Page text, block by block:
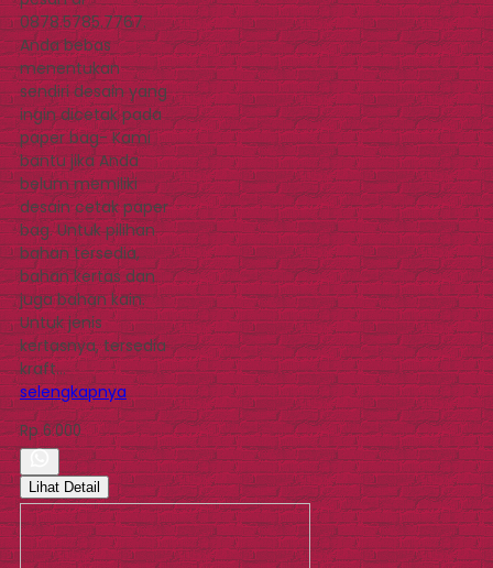
0878.5785.7767.
Anda bebas
menentukan
sendiri desain yang
ingin dicetak pada
paper bag- Kami
bantu jika Anda
belum memiliki
desain cetak paper
bag. Untuk pilihan
bahan tersedia,
bahan kertas dan
juga bahan kain.
Untuk jenis
kertasnya, tersedia
kraft…
selengkapnya
Rp 6.000
Lihat Detail